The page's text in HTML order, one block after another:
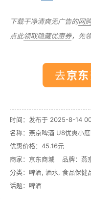
下载干净清爽无广告的网
点此领取隐藏优惠券，先
去
时间：发布于 2025-8-14
名称： 燕京啤酒 U8优爽小
优惠价格： 45.16元
商家： 京东商城 品牌： 燕
分类： 啤酒, 酒水, 食品保健
话题： 啤酒